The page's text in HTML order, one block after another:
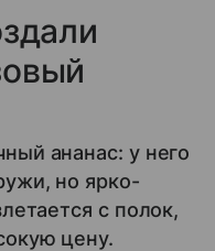
ананас: у него
но ярко-
с полок,
цену.